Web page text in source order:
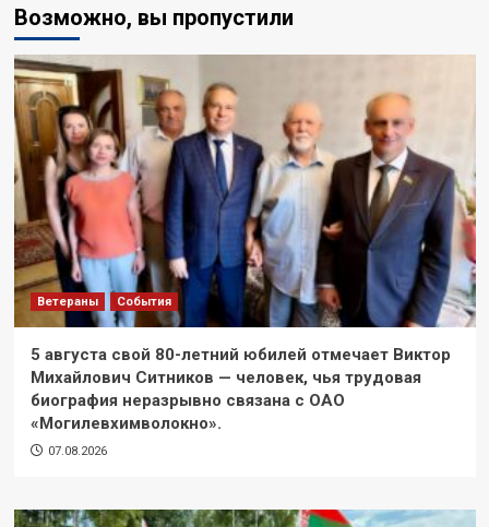
Возможно, вы пропустили
Ветераны События
5 августа свой 80-летний юбилей отмечает Виктор
Михайлович Ситников — человек, чья трудовая
биография неразрывно связана с ОАО
«Могилевхимволокно».
07.08.2026